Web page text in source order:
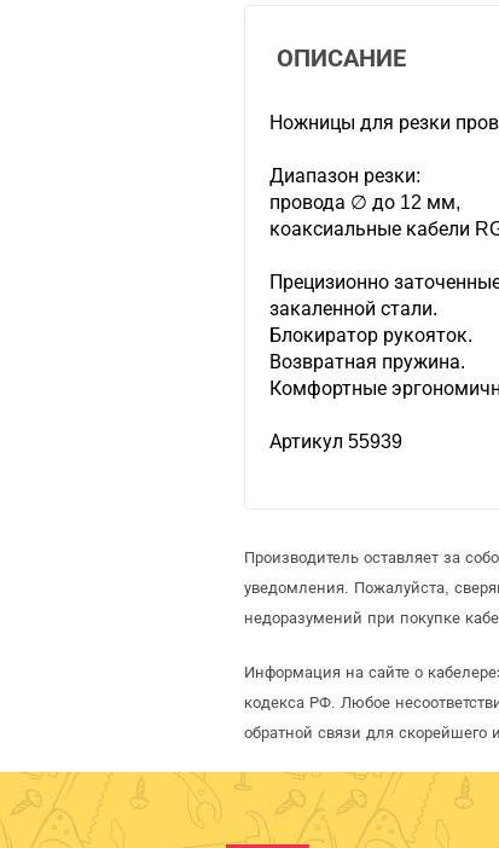
ОПИСАНИЕ
Ножницы для резки
Диапазон резки:
провода ∅ до 12 мм,
коаксиальные кабели
Прецизионно
закаленной стали.
Блокиратор рукояток.
Возвратная пружина.
Комфортные
Артикул 55939
Производитель оставляет за
уведомления. Пожалуйста,
недоразумений при покупке
Информация на сайте о
кодекса РФ. Любое
обратной связи для скорейшего